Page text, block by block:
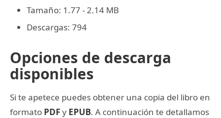
Tamaño: 1.77 - 2.14 MB
Descargas: 794
Opciones de descarga
disponibles
Si te apetece puedes obtener una copia del libro en
formato PDFy EPUB. A continuación te detallamos